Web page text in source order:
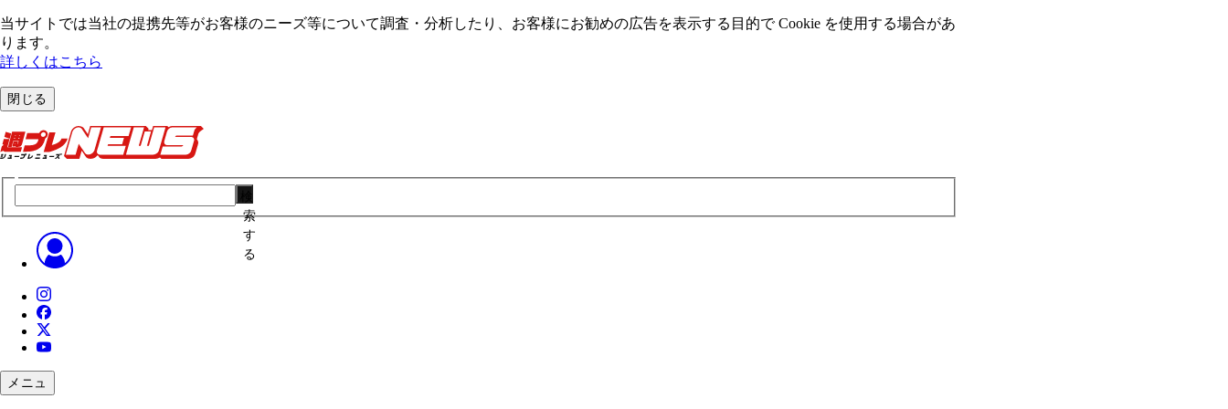
当サイトでは当社の提携先等がお客様のニーズ等について調査・分析したり、お客様にお勧めの広告を表⽰する⽬的で Cookie を使⽤する場合があ
ります。
詳しくはこちら
閉じる
索
す
る
メニュ